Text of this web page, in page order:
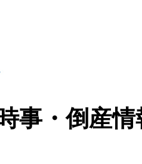
事・倒産